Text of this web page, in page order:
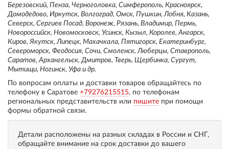
Березовский, Пенза, Черноголовка, Симферополь, Красноярск,
Домодедово, Иркутск, Волгоград, Омск, Пушкин, Лобня, Казань,
Северск, Сергиев Посад, Воронеж, Рязань, Владимир, Пермь,
Новороссийск, Новомосковск, Усинск, Кызыл, Королев, Ангарск,
Киров, Якутск, Липецк, Махачкала, Пятигорск, Екатеринбург,
Североморск, Феодосия, Сочи, Смоленск, Люберцы, Ставрополь,
Саратов, Архангельск, Дмитров, Тверь, Щербинка, Сургут,
Мытищи, Ногинск, Уфа и др.
По вопросам оплаты и доставки товаров обращайтесь по
телефону в Саратове +79276215515, по телефонам
региональных представительств или пишите при помощи
формы обратной связи.
Детали расположены на разных складах в России и СНГ,
обращайте внимание на срок доставки до вашего